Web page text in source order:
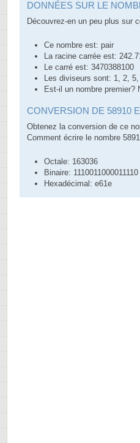
DONNÉES SUR LE
Découvrez-en un peu plus sur
Ce nombre est: pair
La racine carrée est:
Le carré est: 3470388100
Les diviseurs sont: 1, 2,
Est-il un nombre premier?
CONVERSION DE 58910
Obtenez la conversion de ce
Comment écrire le nombre
Octale: 163036
Binaire: 1110011000011110
Hexadécimal: e61e